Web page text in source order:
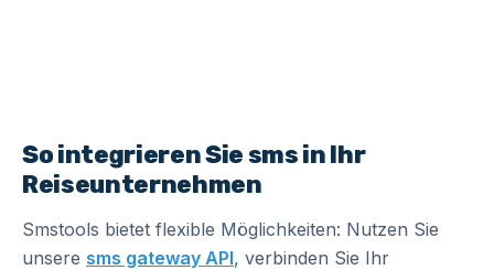
So integrieren Sie sms in Ihr
Reiseunternehmen
Smstools bietet flexible Möglichkeiten: Nutzen Sie
unsere sms gateway API, verbinden Sie Ihr